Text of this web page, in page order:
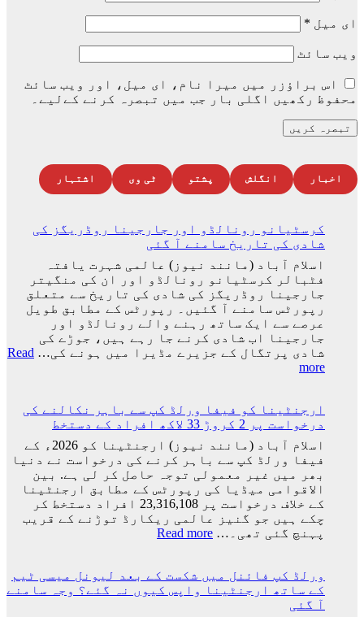
ای میل *
ویب‌ سائٹ
اس براؤزر میں میرا نام، ای میل، اور ویب سائٹ
محفوظ رکھیں اگلی بار جب میں تبصرہ کرنے کےلیے۔
اخبار انگلش پشتو ٹی وی اشتہار
کرسٹیانو رونالڈو اور جارجینا روڈریگز کی
شادی کی تاریخ سامنے آ گئی
اسلام آباد (مانند نیوز) عالمی شہرت یافتہ
فٹبالر کرسٹیانو رونالڈو اور ان کی منگیتر
جارجینا روڈریگز کی شادی کی تاریخ سے متعلق
رپورٹس سامنے آ گئیں۔ رپورٹس کے مطابق طویل
عرصے سے ایک ساتھ رہنے والے رونالڈو اور
جارجینا اب شادی کرنے جا رہے ہیں، جوڑے کی
شادی پرتگال کے جزیرے مڈیرا میں ہونے کی… Read
more
:
اور
جارجینا
روڈریگز
کی
شادی
کی
تاریخ
سامنے
آ
گئی
ارجنٹینا کو فیفا ورلڈ کپ سے باہر نکالنے کی
درخواست پر 2 کروڑ 33 لاکھ افراد کے دستخط
اسلام آباد (مانند نیوز) ارجنٹینا کو 2026ء کے
فیفا ورلڈ کپ سے باہر کرنے کی درخواست نے دنیا
بھر میں غیر معمولی توجہ حاصل کر لی ہے. بین
الاقوامی میڈیا کی رپورٹس کے مطابق ارجنٹینا
کے خلاف درخواست پر 23,316,108 افراد دستخط کر
چکے ہیں جو گنیز عالمی ریکارڈ توڑنے کے قریب
پہنچ گئی تھی۔… Read more
:
فیفا
ورلڈ
ورلڈ کپ فائنل میں شکست کے بعد لیونل میسی ٹیم
کے ساتھ ارجنٹینا واپس کیوں نہ گئے؟ وجہ سامنے
آ گئی